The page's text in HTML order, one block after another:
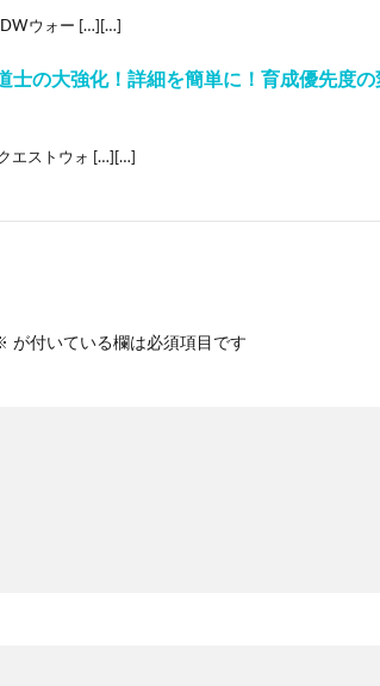
ウォー […][…]
士の大強化！詳細を簡単に！育成優先度
エストウォ […][…]
が付いている欄は必須項目です